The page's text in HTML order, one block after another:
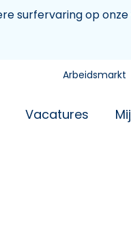
surfervaring op onze
Arbeidsmarkt
Vacatures